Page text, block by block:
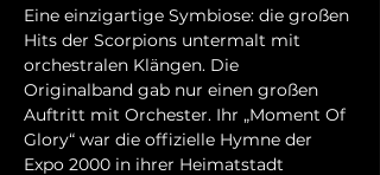
Eine einzigartige Symbiose: die großen
Hits der Scorpions untermalt mit
orchestralen Klängen. Die
Originalband gab nur einen großen
Auftritt mit Orchester. Ihr „Moment Of
Glory“ war die offizielle Hymne der
Expo 2000 in ihrer Heimatstadt